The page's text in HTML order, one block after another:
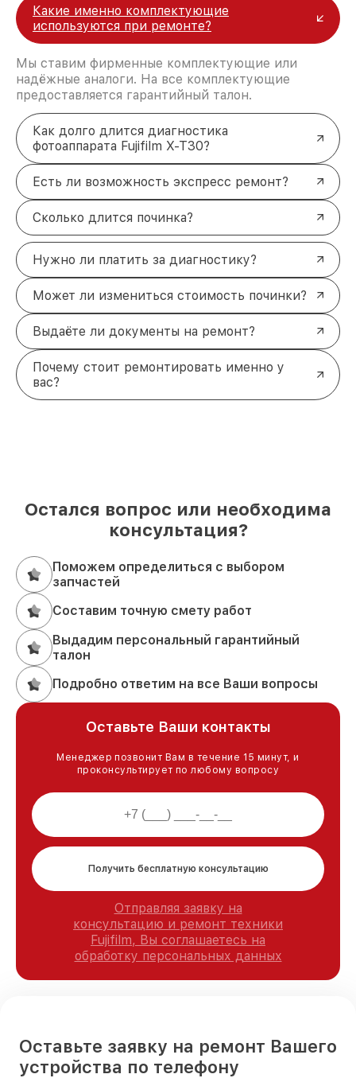
Какие именно комплектующие
используются при ремонте?
Мы ставим фирменные комплектующие или
надёжные аналоги. На все комплектующие
предоставляется гарантийный талон.
Как долго длится диагностика
фотоаппарата Fujifilm X-T30?
Есть ли возможность экспресс ремонт?
Сколько длится починка?
Нужно ли платить за диагностику?
Может ли измениться стоимость починки?
Выдаёте ли документы на ремонт?
Почему стоит ремонтировать именно у
вас?
Остался вопрос или необходима
консультация?
Поможем определиться с выбором
запчастей
Составим точную смету работ
Выдадим персональный гарантийный
талон
Подробно ответим на все Ваши вопросы
Оставьте Ваши контакты
Менеджер позвонит Вам в течение 15 минут, и
проконсультирует по любому вопросу
Получить бесплатную консультацию
Отправляя заявку на
консультацию и ремонт техники
Fujifilm, Вы соглашаетесь на
обработку персональных данных
Оставьте заявку на ремонт Вашего
устройства по телефону